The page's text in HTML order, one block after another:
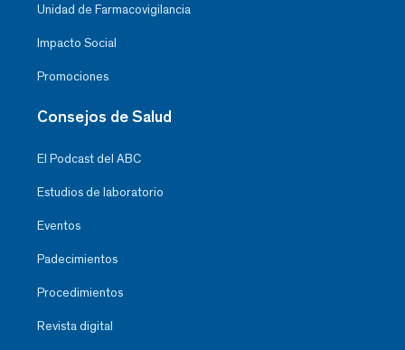
Unidad de Farmacovigilancia
Impacto Social
Promociones
Consejos de Salud
El Podcast del ABC
Estudios de laboratorio
Eventos
Padecimientos
Procedimientos
Revista digital